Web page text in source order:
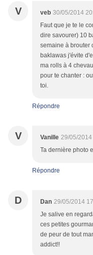
V veb 30/05/2014
Faut que je te le
dire savourer) 10
semaine à brouter
baklawas j'évite
ma rolls à 4
pour te chanter :
toi.
Répondre
V Vanille 29/05/2014
Ta dernière photo
Répondre
D Dan 29/05/2014
Je salive en
ces petites
de peur de tout
addict!!